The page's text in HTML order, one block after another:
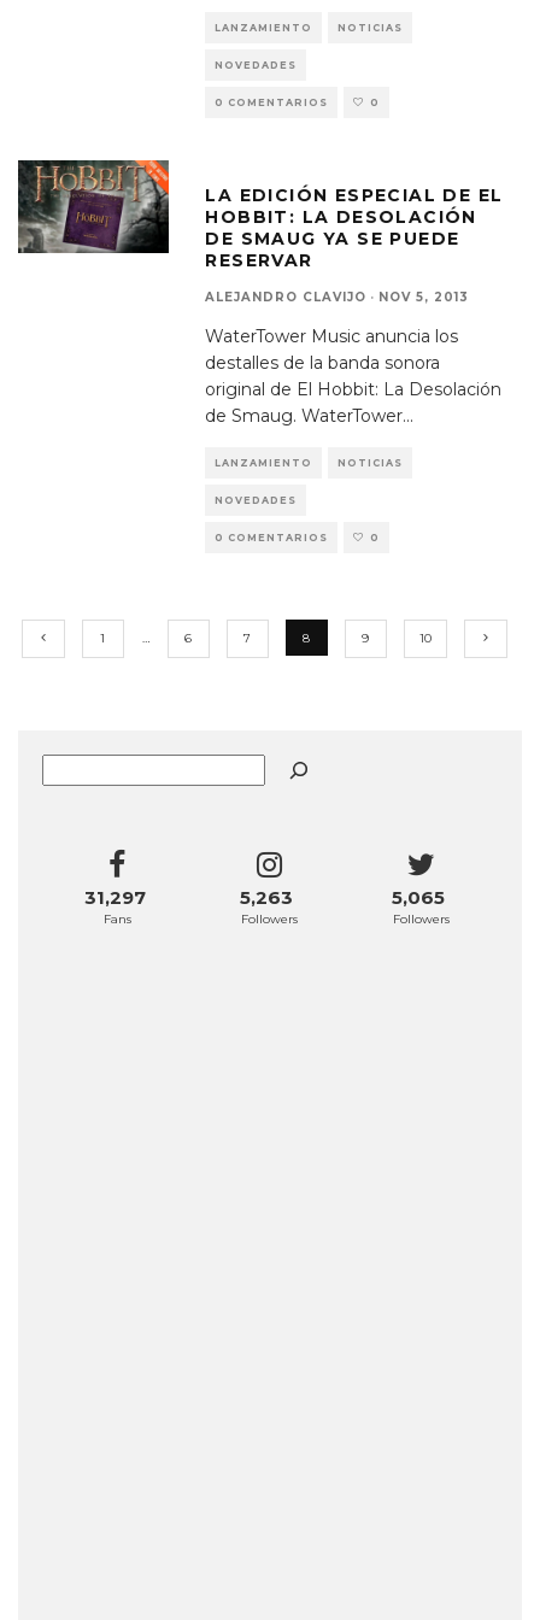
LANZAMIENTO NOTICIAS
NOVEDADES
0 COMENTARIOS 0
LA EDICIÓN ESPECIAL DE EL
HOBBIT: LA DESOLACIÓN
DE SMAUG YA SE PUEDE
RESERVAR
ALEJANDRO CLAVIJO · NOV 5, 2013
WaterTower Music anuncia los
destalles de la banda sonora
original de El Hobbit: La Desolación
de Smaug. WaterTower...
LANZAMIENTO NOTICIAS
NOVEDADES
0 COMENTARIOS 0
1 … 6 7 8 9 10
31,297
Fans
5,263
Followers
5,065
Followers